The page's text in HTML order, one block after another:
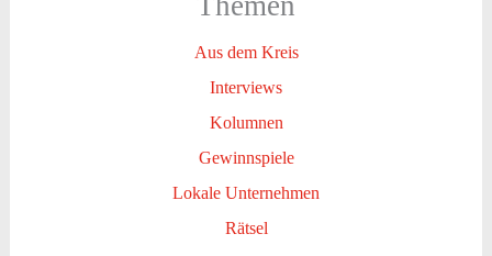
Aus dem Kreis
Interviews
Kolumnen
Gewinnspiele
Lokale Unternehmen
Rätsel